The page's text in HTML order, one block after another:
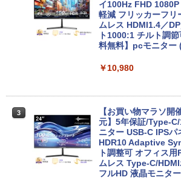
世代 Core i5 メモリ
12.1インチ Bluetoot
HDMI 初期設定済み
￥9,800
第7世代 | Core i5
GHz | MEM:8GB |
ルチ | 無線LAN:あり
ro64Bit | ACアダプ
￥9,980
Dマルチ |
￥15,000
【エントリーでポイ
2.9GHz ミニパソコ
FI6 Bluetooth5.2 4K
トップPC NucBox
ス
￥46,248
イ100Hz FHD
軽減 フリッカーフリ
ムレス HDMI1.4／
ト1000:1 チルト調
料無料】pcモニター
￥10,980
3
【お買い物マラソ開
元】5年保証/Type-
ニター USB-C IPSパ
HDR10 Adaptive
ト調整可 オフィス
ムレス Type-C/
フルHD 液晶モニタ